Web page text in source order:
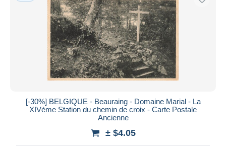
[-30%] BELGIQUE - Beauraing - Domaine Marial - La
XIVème Station du chemin de croix - Carte Postale
Ancienne
± $4.05